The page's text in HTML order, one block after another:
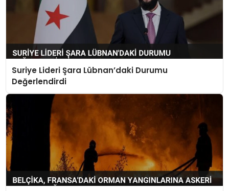
Suriye Lideri Şara Lübnan’daki Durumu
Değerlendirdi